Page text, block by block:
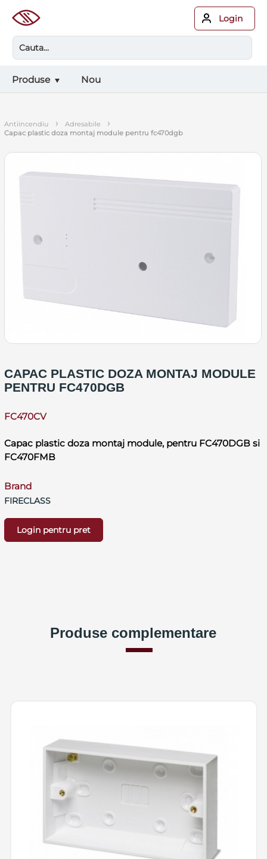
Login
Produse Nou
antiincendiu › adresabile ›
capac plastic doza montaj module pentru fc470dgb
CAPAC PLASTIC DOZA MONTAJ MODULE
PENTRU FC470DGB
FC470CV
Capac plastic doza montaj module, pentru FC470DGB si
FC470FMB
Brand
FIRECLASS
Login pentru pret
Produse complementare